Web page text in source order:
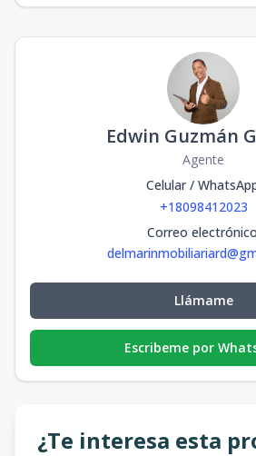
Edwin Guzmán
Agente
Celular /
+18098412023
Correo electrónico
Llámame
Escribeme por
¿Te interesa esta